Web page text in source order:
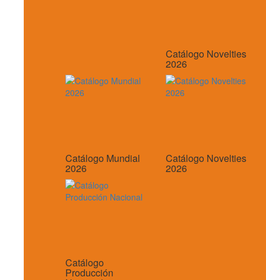
Catálogo Novelties
2026
Catálogo Mundial
2026
Catálogo Novelties
2026
Catálogo
Producción